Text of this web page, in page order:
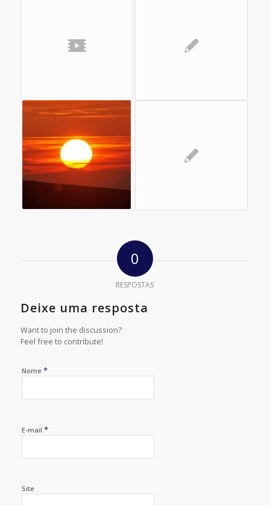
0
RESPOSTAS
Deixe uma resposta
Want to join the discussion?
Feel free to contribute!
Nome *
E-mail *
Site